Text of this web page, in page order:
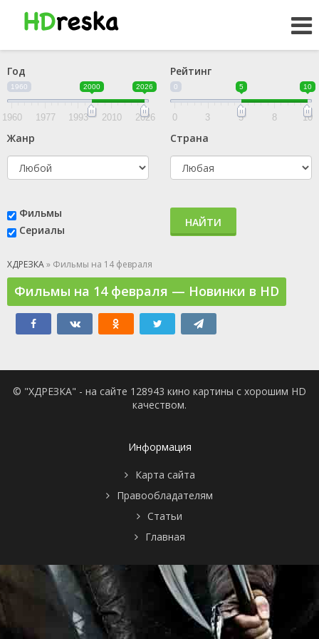
Год
1960 2000 2026
1960 1977 1993 2010 2026
Рейтинг
0 5 10
0 3 5 8 10
Жанр Страна
Фильмы
Сериалы
НАЙТИ
ХДРЕЗКА» Фильмы на 14 февраля
Фильмы на 14 февраля — Новинки в HD
© "ХДРЕЗКА" - на сайте 128943 кино картины с хорошим HD
качеством.
Информация
Карта сайта
Правообладателям
Статьи
Главная